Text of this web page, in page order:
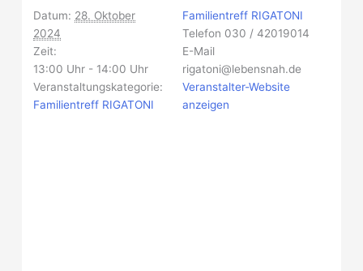
Datum: 28. Oktober
2024
Zeit:
13:00 Uhr - 14:00 Uhr
Veranstaltungskategorie:
Familientreff RIGATONI
Familientreff RIGATONI
Telefon 030 / 42019014
E-Mail
rigatoni@lebensnah.de
Veranstalter-Website
anzeigen